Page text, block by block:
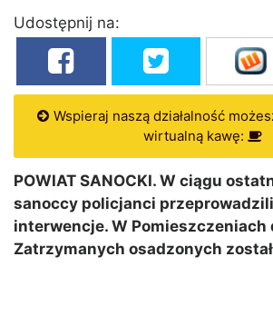
Udostępnij na:
Wspieraj naszą działalność
wirtualną kawę:
POWIAT SANOCKI. W ciągu
sanoccy policjanci
interwencje. W Pomieszczeniach
Zatrzymanych osadzonych